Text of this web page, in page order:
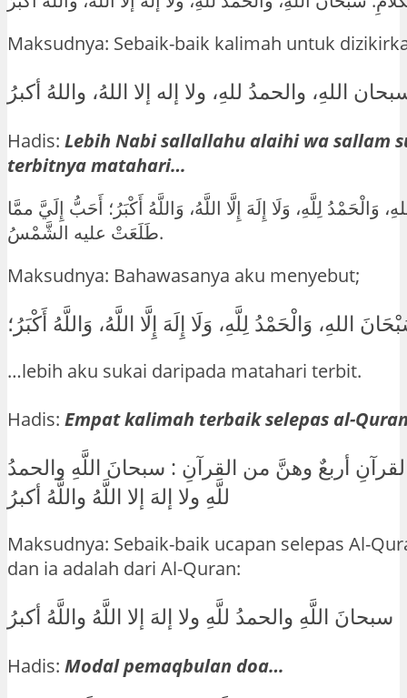
Maksudnya: Sebaik-baik kalimah untuk
Hadis: Lebih Nabi sallallahu alaihi wa sallam
terbitnya matahari…
وَالْحَمْدُ لِلَّهِ، وَلَا إِلَهَ إِلَّا اللَّهُ، وَاللَّهُ أَكْبَرُ؛ أَحَبُّ إِلَيَّ ممَّا
طَلَعَتْ عليه الشَّمْسُ.
Maksudnya: Bahawasanya aku menyebut;
اللهِ، وَالْحَمْدُ لِلَّهِ، وَلَا إِلَهَ إِلَّا اللَّهُ، وَاللَّهُ أَكْبَرُ؛
…lebih aku sukai daripada matahari terbit.
Hadis: Empat kalimah terbaik selepas al-
أربعٌ وهنَّ من القرآنِ : سبحانَ اللَّهِ والحمدُ
للَّهِ ولا إلهَ إلا اللَّهُ واللَّهُ أكبرُ
Maksudnya: Sebaik-baik ucapan selepas Al-
dan ia adalah dari Al-Quran:
سبحانَ اللَّهِ والحمدُ للَّهِ ولا إلهَ إلا اللَّهُ واللَّهُ أكبرُ
Hadis: Modal pemaqbulan doa…